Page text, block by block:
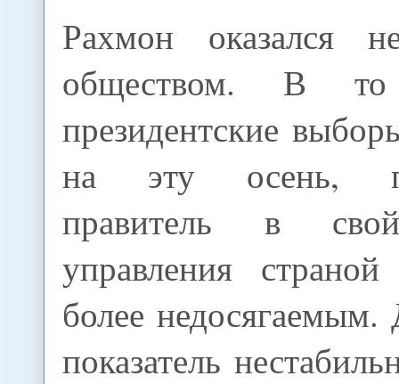
Рахмон оказался
обществом. В
президентские
на эту осень,
правитель в
управления
более недосягаемым.
показатель